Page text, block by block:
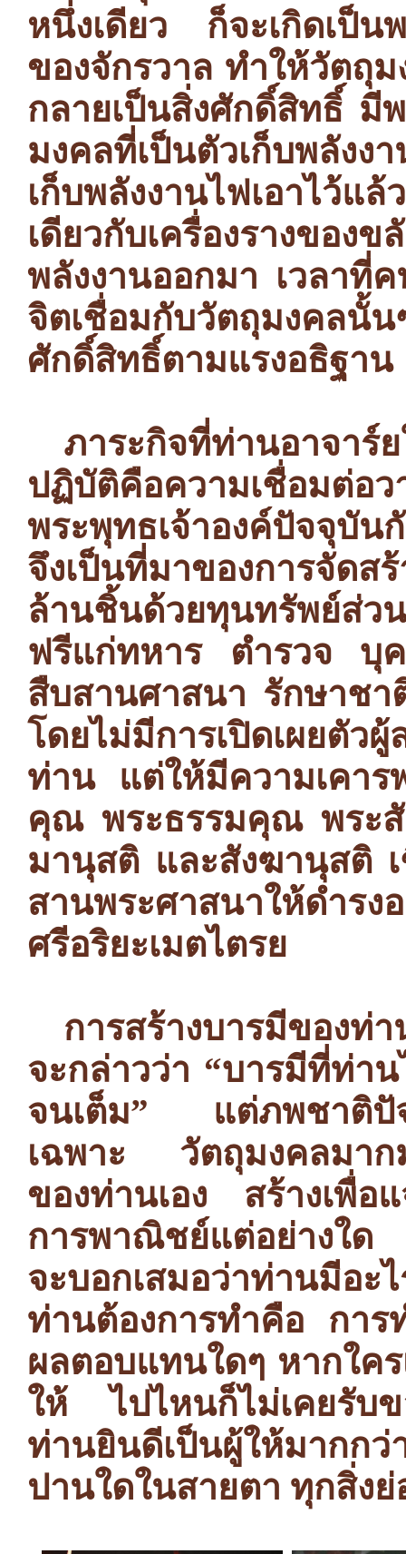
หนึ่งเดียว ก็จะเกิดเป็
ของจักรวาล ทำให้วัตถุ
กลายเป็นสิ่งศักดิ์สิทธิ์ มี
มงคลที่เป็นตัวเก็บพลัง
เก็บพลังงานไฟเอาไว้แ
เดียวกับเครื่องรางของ
พลังงานออกมา เวลาที่
จิตเชื่อมกับวัตถุมงคล
ศักดิ์สิทธิ์ตามแรงอธิฐาน
ภาระกิจที่ท่านอาจ
ปฏิบัติคือความเชื่อมต่อว
พระพุทธเจ้าองค์ปัจจุบัน
จึงเป็นที่มาของการจัดส
ล้านชิ้นด้วยทุนทรัพย์ส่ว
ฟรีแก่ทหาร ตำรวจ บุ
สืบสานศาสนา รักษาช
โดยไม่มีการเปิดเผยตัว
ท่าน แต่ให้มีความเคาร
คุณ พระธรรมคุณ พระ
มานุสติ และสังฆานุสติ
สานพระศาสนาให้ดำร
ศรีอริยะเมตไตรย
การสร้างบารมีของ
จะกล่าวว่า “บารมีที่ท่า
จนเต็ม” แต่ภพชาติปัจ
เฉพาะ วัตถุมงคลมาก
ของท่านเอง สร้างเพื่อ
การพาณิชย์แต่อย่างใด
จะบอกเสมอว่าท่านมีอะ
ท่านต้องการทำคือ การ
ผลตอบแทนใดๆ หากใค
ให้ ไปไหนก็ไม่เคยรับ
ท่านยินดีเป็นผู้ให้มากก
ปานใดในสายตา ทุกสิ่ง